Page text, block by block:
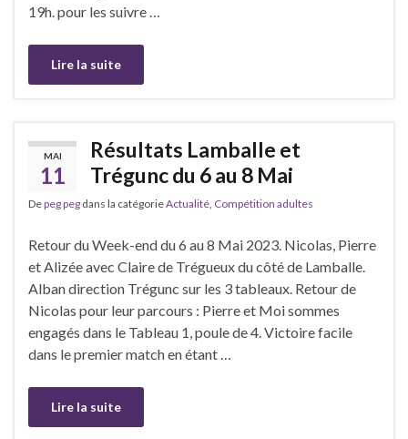
19h. pour les suivre …
Lire la suite
MAI
11
Résultats Lamballe et
Trégunc du 6 au 8 Mai
Depeg peg dans la catégorieActualité Compétition adultes
Retour du Week-end du 6 au 8 Mai 2023. Nicolas, Pierre
et Alizée avec Claire de Trégueux du côté de Lamballe.
Alban direction Trégunc sur les 3 tableaux. Retour de
Nicolas pour leur parcours : Pierre et Moi sommes
engagés dans le Tableau 1, poule de 4. Victoire facile
dans le premier match en étant …
Lire la suite